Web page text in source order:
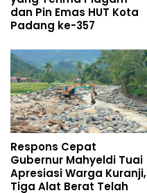
dan Pin Emas HUT Kota
Padang ke-357
Respons Cepat
Gubernur Mahyeldi Tuai
Apresiasi Warga Kuranji,
Tiga Alat Berat Telah